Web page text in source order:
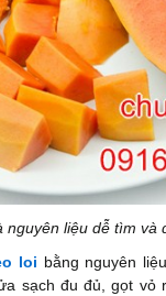
nguyên liệu dễ tìm và
loi bằng nguyên
sạch đu đủ, gọt vỏ